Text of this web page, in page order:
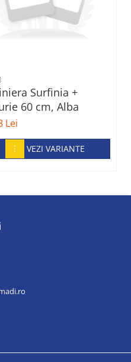
Surfinia +
60 cm, Alba
Lei
VEZI VARIANTE